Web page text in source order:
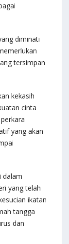
diminati
tersimpan
kekasih
cinta
yang akan
dalam
yang telah
ikatan
tangga
dan